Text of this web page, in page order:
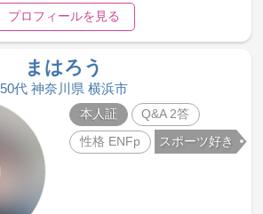
プロフィールを見る
まはろう
50代 神奈川県 横浜市
本人証 Q&A 2答
性格 ENFp スポーツ好き